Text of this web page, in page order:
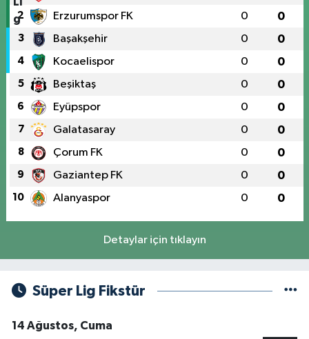
2 Erzurumspor FK 0 0
3 Başakşehir 0 0
4 Kocaelispor 0 0
5 Beşiktaş 0 0
6 Eyüpspor 0 0
7 Galatasaray 0 0
8 Çorum FK 0 0
9 Gaziantep FK 0 0
10 Alanyaspor 0 0
Detaylar için tıklayın
Süper Lig Fikstür
14 Ağustos, Cuma